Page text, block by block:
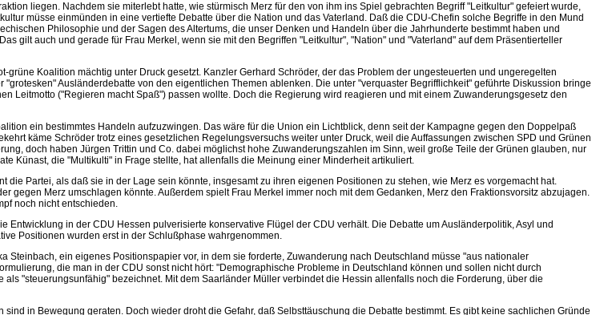
liegen. Nachdem sie miterlebt hatte, wie stürmisch Merz für den von ihm ins Spiel gebrachten Begriff "Leitkultur" gefeiert wurde,
müsse einmünden in eine vertiefte Debatte über die Nation und das Vaterland. Daß die CDU-Chefin solche Begriffe in den Mund
Philosophie und der Sagen des Altertums, die unser Denken und Handeln über die Jahrhunderte bestimmt haben und
gilt auch und gerade für Frau Merkel, wenn sie mit den Begriffen "Leitkultur", "Nation" und "Vaterland" auf dem Präsentierteller
Koalition mächtig unter Druck gesetzt. Kanzler Gerhard Schröder, der das Problem der ungesteuerten und ungeregelten
Ausländerdebatte von den eigentlichen Themen ablenken. Die unter "verquaster Begrifflichkeit" geführte Diskussion bringe
Leitmotto ("Regieren macht Spaß") passen wollte. Doch die Regierung wird reagieren und mit einem Zuwanderungsgesetz den
ein bestimmtes Handeln aufzuzwingen. Das wäre für die Union ein Lichtblick, denn seit der Kampagne gegen den Doppelpaß
käme Schröder trotz eines gesetzlichen Regelungsversuchs weiter unter Druck, weil die Auffassungen zwischen SPD und Grünen
doch haben Jürgen Trittin und Co. dabei möglichst hohe Zuwanderungszahlen im Sinn, weil große Teile der Grünen glauben, nur
Künast, die "Multikulti" in Frage stellte, hat allenfalls die Meinung einer Minderheit artikuliert.
Partei, als daß sie in der Lage sein könnte, insgesamt zu ihren eigenen Positionen zu stehen, wie Merz es vorgemacht hat.
Merz umschlagen könnte. Außerdem spielt Frau Merkel immer noch mit dem Gedanken, Merz den Fraktionsvorsitz abzujagen.
noch nicht entschieden.
in der CDU Hessen pulverisierte konservative Flügel der CDU verhält. Die Debatte um Ausländerpolitik, Asyl und
Positionen wurden erst in der Schlußphase wahrgenommen.
ein eigenes Positionspapier vor, in dem sie forderte, Zuwanderung nach Deutschland müsse "aus nationaler
die man in der CDU sonst nicht hört: "Demographische Probleme in Deutschland können und sollen nicht durch
"steuerungsunfähig" bezeichnet. Mit dem Saarländer Müller verbindet die Hessin allenfalls noch die Forderung, über die
in Bewegung geraten. Doch wieder droht die Gefahr, daß Selbsttäuschung die Debatte bestimmt. Es gibt keine sachlichen Gründe